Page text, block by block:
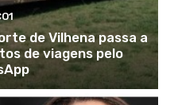
de Vilhena passa a
de viagens pelo